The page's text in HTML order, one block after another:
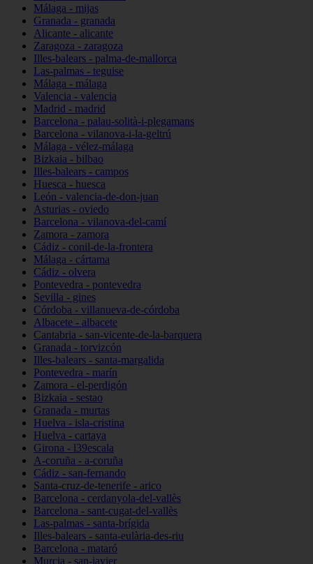
Málaga - mijas
Granada - granada
Alicante - alicante
Zaragoza - zaragoza
Illes-balears - palma-de-mallorca
Las-palmas - teguise
Málaga - málaga
Valencia - valencia
Madrid - madrid
Barcelona - palau-solità-i-plegamans
Barcelona - vilanova-i-la-geltrú
Málaga - vélez-málaga
Bizkaia - bilbao
Illes-balears - campos
Huesca - huesca
León - valencia-de-don-juan
Asturias - oviedo
Barcelona - vilanova-del-camí
Zamora - zamora
Cádiz - conil-de-la-frontera
Málaga - cártama
Cádiz - olvera
Pontevedra - pontevedra
Sevilla - gines
Córdoba - villanueva-de-córdoba
Albacete - albacete
Cantabria - san-vicente-de-la-barquera
Granada - torvizcón
Illes-balears - santa-margalida
Pontevedra - marín
Zamora - el-perdigón
Bizkaia - sestao
Granada - murtas
Huelva - isla-cristina
Huelva - cartaya
Girona - l39escala
A-coruña - a-coruña
Cádiz - san-fernando
Santa-cruz-de-tenerife - arico
Barcelona - cerdanyola-del-vallès
Barcelona - sant-cugat-del-vallès
Las-palmas - santa-brígida
Illes-balears - santa-eulària-des-riu
Barcelona - mataró
Murcia - san-javier